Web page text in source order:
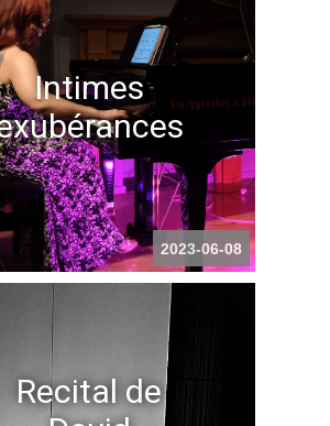
2023-06-08
Intimes
Recital de